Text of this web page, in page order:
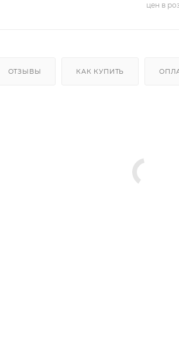
цен в
ОТЗЫВЫ КАК КУПИТЬ